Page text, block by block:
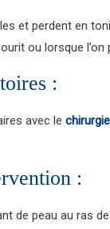
et perdent en
ou lorsque l’on
:
avec le
:
de peau au ras